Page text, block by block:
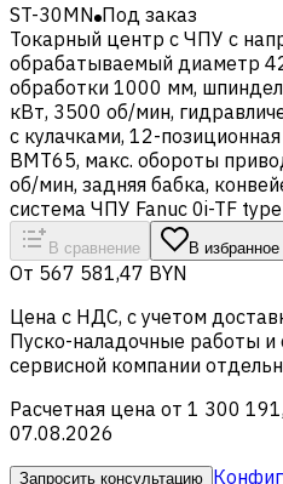
ST-30MN Под заказ
Токарный центр с ЧПУ с
обрабатываемый диаметр
обработки 1000 мм,
кВт, 3500 об/мин,
с кулачками, 12-
BMT65, макс. обороты
об/мин, задняя бабка,
система ЧПУ Fanuc 0i-TF
В сравнение В избранное
От 567 581,47 BYN
Цена c НДС, с учетом
Пуско-наладочные работы и
сервисной компании
Расчетная цена от 1 300
07.08.2026
Запросить консультацию